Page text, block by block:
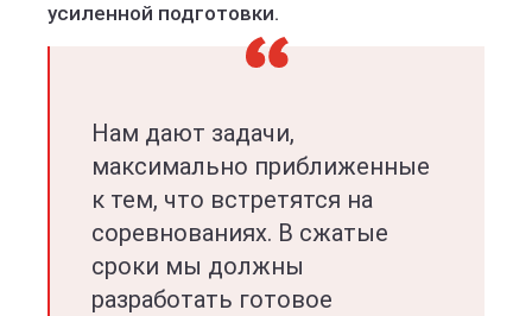
усиленной подготовки.
Нам дают задачи,
максимально приближенные
к тем, что встретятся на
соревнованиях. В сжатые
сроки мы должны
разработать готовое